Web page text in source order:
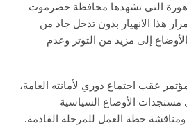
التي تشهدها محافظة حضرموت
هذا الانهيار بدون تدخل جاد من
إلى مزيد من التوتر وعدم
عقب اجتماع دوري لأمانته العامة،
الأوضاع السياسية
خطة العمل للمرحلة القادمة.